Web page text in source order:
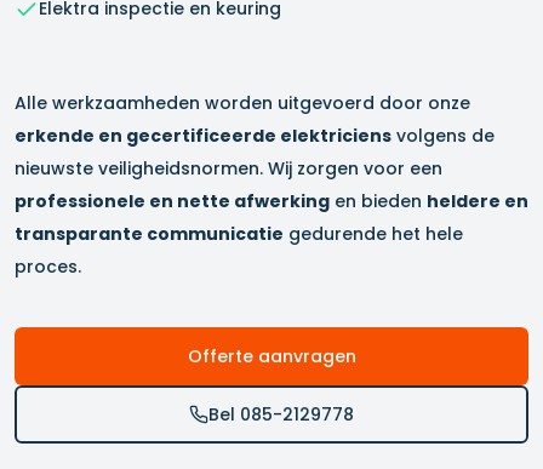
Elektra inspectie en keuring
Alle werkzaamheden worden uitgevoerd door onze
erkende en gecertificeerde elektriciens volgens de
nieuwste veiligheidsnormen. Wij zorgen voor een
professionele en nette afwerking en bieden heldere en
transparante communicatie gedurende het hele
proces.
Offerte aanvragen
Bel 085-2129778